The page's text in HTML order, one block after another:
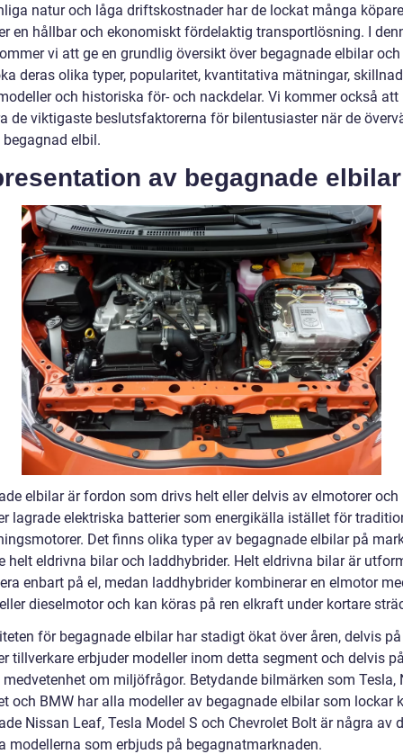
natur och låga driftskostnader har de lockat många
en hållbar och ekonomiskt fördelaktig transportlösning. I
vi att ge en grundlig översikt över begagnade elbilar och
deras olika typer, popularitet, kvantitativa mätningar,
och historiska för- och nackdelar. Vi kommer också att
de viktigaste beslutsfaktorerna för bilentusiaster när de
begagnad elbil.
av begagnade elbilar
elbilar är fordon som drivs helt eller delvis av elmotorer och
lagrade elektriska batterier som energikälla istället för
Det finns olika typer av begagnade elbilar på
helt eldrivna bilar och laddhybrider. Helt eldrivna bilar är
enbart på el, medan laddhybrider kombinerar en elmotor
dieselmotor och kan köras på ren elkraft under kortare
för begagnade elbilar har stadigt ökat över åren, delvis
tillverkare erbjuder modeller inom detta segment och delvis
om miljöfrågor. Betydande bilmärken som Tesla,
och BMW har alla modeller av begagnade elbilar som lockar
Nissan Leaf, Tesla Model S och Chevrolet Bolt är några av
modellerna som erbjuds på begagnatmarknaden.